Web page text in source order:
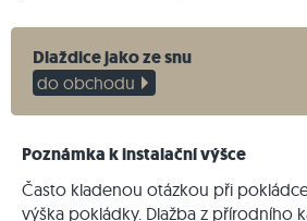
Dlaždice jako ze snu
do obchodu
Poznámka k instalační výšce
Často kladenou otázkou při
výška pokládky. Dlažba z přírodního